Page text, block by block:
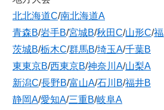
北北海道C/南北海道A
青森B/岩手B/宮城B/秋田C/山形C/
茨城B/栃木C/群馬B/埼玉A/千葉B
東東京B/西東京B/神奈川A/山梨A
新潟C/長野B/富山A/石川B/福井B
静岡A/愛知A/三重B/岐阜A